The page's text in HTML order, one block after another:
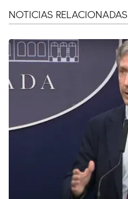
NOTICIAS RELACIONADAS